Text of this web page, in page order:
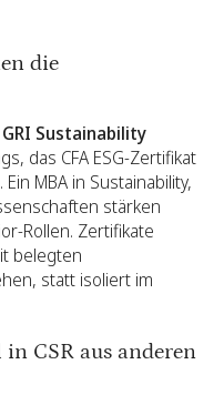
die
GRI Sustainability
das CFA ESG-Zertifikat
MBA in Sustainability,
stärken
Rollen. Zertifikate
belegten
statt isoliert im
CSR aus anderen